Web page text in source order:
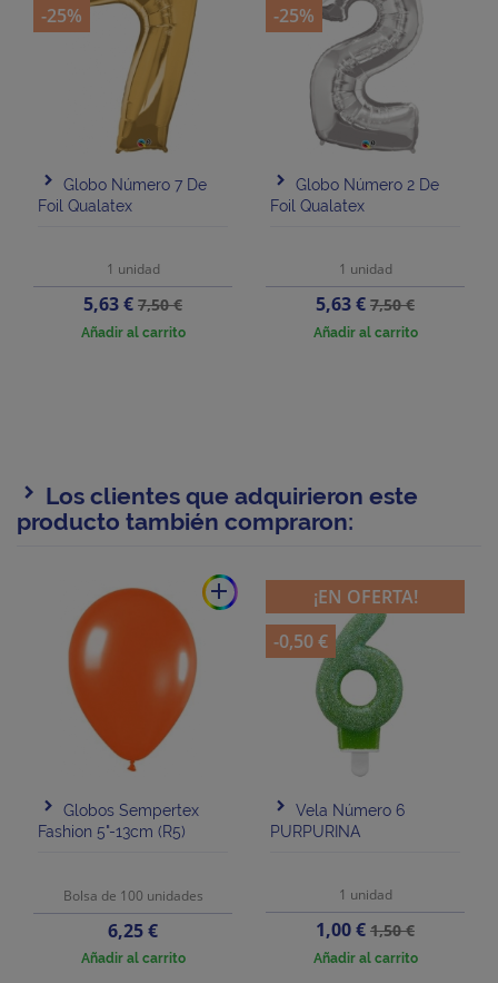
Globo Número 7 De
Foil Qualatex
1 unidad
Precio
5,63 €Precio
base
7,50 €
Añadir al carrito
-25%
Globo Número 2 De
Foil Qualatex
1 unidad
Precio
5,63 €Precio
base
7,50 €
Añadir al carrito
-25%
Los clientes que adquirieron este
producto también compraron:
add
Globos Sempertex
Fashion 5"-13cm (R5)
Bolsa de 100 unidades
Precio
6,25 €
Añadir al carrito
Vela Número 6
PURPURINA
1 unidad
Precio
1,00 €Precio
base
1,50 €
Añadir al carrito
¡EN OFERTA!
-0,50 €